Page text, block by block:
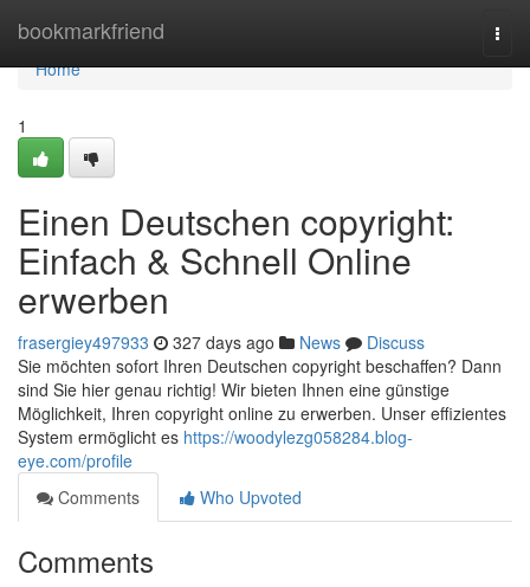
bookmarkfriend
Home
Home
1
Einen Deutschen copyright:
Einfach & Schnell Online
erwerben
frasergiey497933 327 days ago News
Discuss
Sie möchten sofort Ihren Deutschen copyright beschaffen? Dann
sind Sie hier genau richtig! Wir bieten Ihnen eine günstige
Möglichkeit, Ihren copyright online zu erwerben. Unser effizientes
System ermöglicht es https://woodylezg058284.blog-
eye.com/profile
Comments
Who Upvoted
Comments